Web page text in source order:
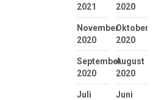
2021
2020
November
2020
Oktober
2020
September
2020
August
2020
Juli
Juni